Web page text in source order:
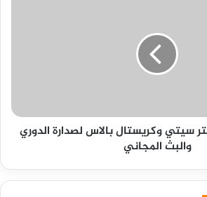
سيتي وكريستال بالاس لصدارة الدوري
والبث المجاني